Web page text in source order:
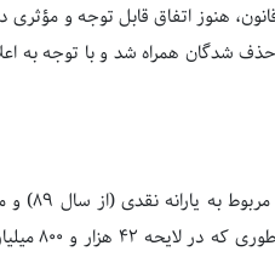
هم با اعتراض حذف شدگان همراه شد و با